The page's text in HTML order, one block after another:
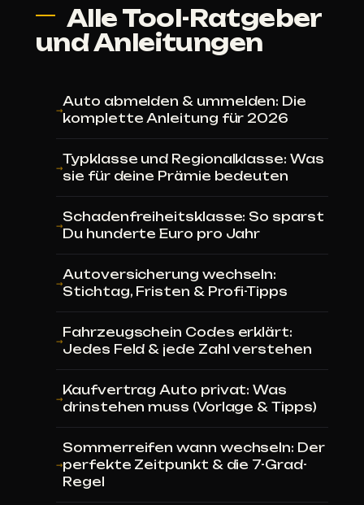
Alle Tool-Ratgeber
und Anleitungen
Auto abmelden & ummelden: Die
komplette Anleitung für 2026
Typklasse und Regionalklasse: Was
sie für deine Prämie bedeuten
Schadenfreiheitsklasse: So sparst
Du hunderte Euro pro Jahr
Autoversicherung wechseln:
Stichtag, Fristen & Profi-Tipps
Fahrzeugschein Codes erklärt:
Jedes Feld & jede Zahl verstehen
Kaufvertrag Auto privat: Was
drinstehen muss (Vorlage & Tipps)
Sommerreifen wann wechseln: Der
perfekte Zeitpunkt & die 7-Grad-
Regel